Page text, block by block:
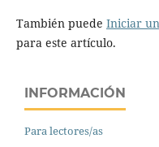
También puede Iniciar
para este artículo.
INFORMACIÓN
Para lectores/as